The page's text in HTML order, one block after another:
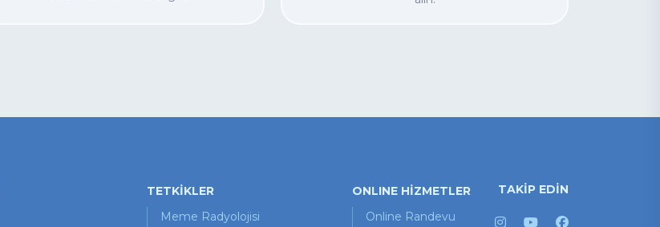
TETKİKLER
Meme Radyolojisi
ONLINE HİZMETLER
Online Randevu
TAKİP EDİN